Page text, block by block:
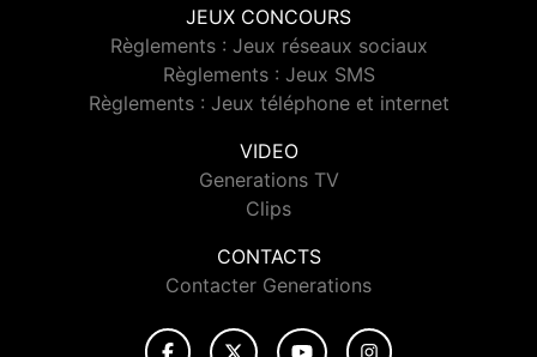
JEUX CONCOURS
Règlements : Jeux réseaux sociaux
Règlements : Jeux SMS
Règlements : Jeux téléphone et internet
VIDEO
Generations TV
Clips
CONTACTS
Contacter Generations